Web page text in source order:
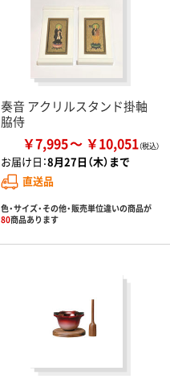
奏音 アクリルスタンド掛軸
脇侍
￥7,995 ￥10,051
お届け日：8月27日（木）まで
直送品
色・サイズ・その他・販売単位違いの商品が
80商品あります